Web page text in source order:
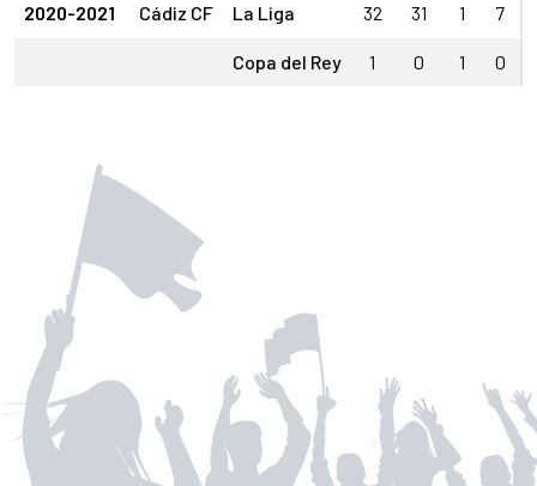
2020-2021 Cádiz CF La Liga 32 31 1 7
Copa del Rey 1 0 1 0